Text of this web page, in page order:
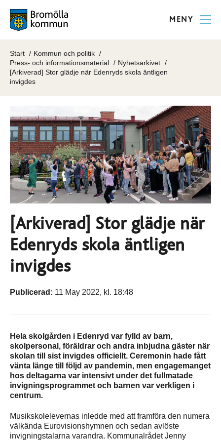
MENY
Start
Kommun och politik
Press- och informationsmaterial
Nyhetsarkivet
[Arkiverad] Stor glädje när Edenryds skola äntligen
invigdes
[Arkiverad] Stor glädje när
Edenryds skola äntligen
invigdes
Publicerad: 11 May 2022, kl. 18:48
Hela skolgården i Edenryd var fylld av barn,
skolpersonal, föräldrar och andra inbjudna gäster när
skolan till sist invigdes officiellt. Ceremonin hade fått
vänta länge till följd av pandemin, men engagemanget
hos deltagarna var intensivt under det fullmatade
invigningsprogrammet och barnen var verkligen i
centrum.
Musikskolelevernas inledde med att framföra den numera
välkända Eurovisionshymnen och sedan avlöste
invigningstalarna varandra. Kommunalrådet Jenny